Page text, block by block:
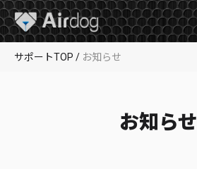
A
i
r
サポートTOP / お知らせ
お知らせ